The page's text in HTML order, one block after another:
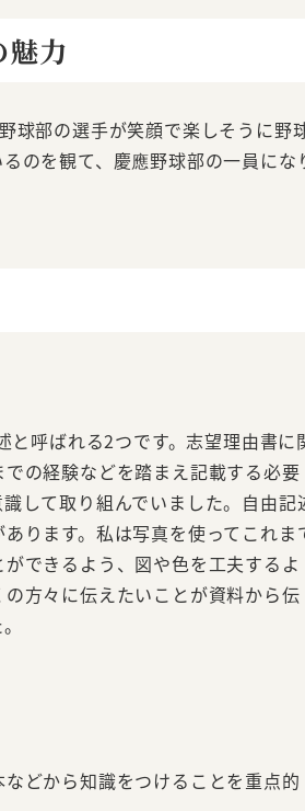
力
球部の選手が笑顔で楽しそうに野
のを観て、慶應野球部の一員にな
呼ばれる2つです。志望理由書に
の経験などを踏まえ記載する必要
して取り組んでいました。自由記
ります。私は写真を使ってこれま
できるよう、図や色を工夫するよ
方々に伝えたいことが資料から伝
どから知識をつけることを重点的